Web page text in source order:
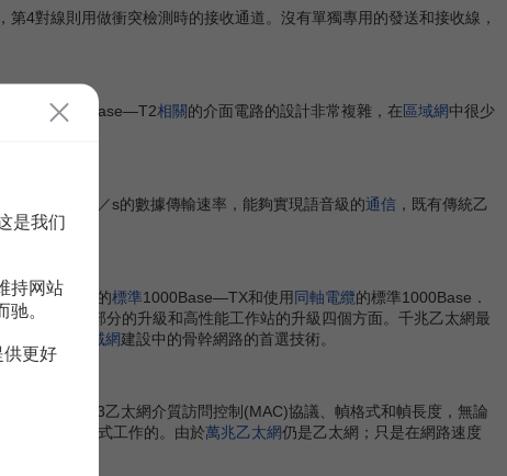
對線則用做衝突檢測時的接收通道。沒有單獨專用的發送和接收線，
能。與100Base—T2相關的介面電路的設計非常複雜，在區域網中很少
提供100Mbit／s的數據傳輸速率，能夠實現語音級的通信 ，既有傳統乙
使用雙絞線的標準1000Base—TX和使用 同軸電纜的標準1000Base．
網主幹網部分的升級和高性能工作站的升級四個方面。千兆乙太網最
區域網和
城域網建設中的骨幹網路的首選技術。
．3乙太網介質訪問控制(MAC)協議、幀格式和幀長度，無論
以全雙工模式工作的。由於萬兆乙太網仍是乙太網；只是在網路速度
是我们
持网站
。
供更好